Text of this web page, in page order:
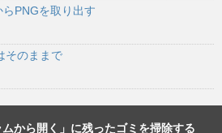
PNGを取り出す
そのままで
から開く」に残ったゴミを掃除する